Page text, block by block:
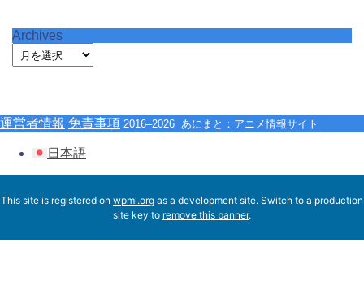
Archives
運営者情報 免責事項 2016–2026 あにまと：アニメ情報サイト
日本語
This site is registered on wpml.org as a development site. Switch to a production
site key to remove this banner.